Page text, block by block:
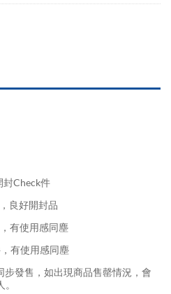
Check件
良好開封品
有使用感同塵
有使用感同塵
發售，如出現商品售罄情況，會